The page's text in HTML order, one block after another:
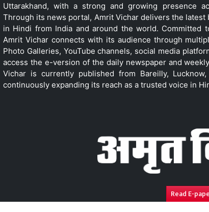
Uttarakhand, with a strong and growing presence
Through its news portal, Amrit Vichar delivers the
in Hindi from India and around the world. Committed
Amrit Vichar connects with its audience through
Photo Galleries, YouTube channels, social media
access the e-version of the daily newspaper and
Vichar is currently published from Bareilly,
continuously expanding its reach as a trusted voice in
Read E-